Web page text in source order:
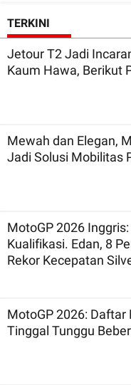
TERKINI
Jetour T2 Jadi
Kaum Hawa, Berikut
Mewah dan Elegan,
Jadi Solusi Mobilitas
MotoGP 2026
Kualifikasi. Edan, 8
Rekor Kecepatan
MotoGP 2026: Daftar
Tinggal Tunggu